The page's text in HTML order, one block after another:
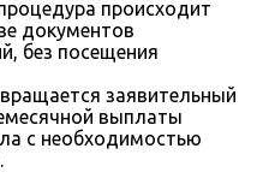
происходит
документов
без посещения
заявительный
выплаты
с необходимостью